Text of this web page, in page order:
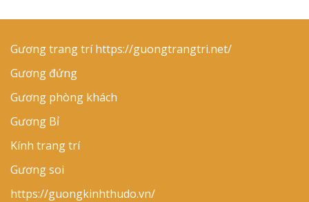
Gương trang tríhttps://guongtrangtri.net/
Gương đứng
Gương phòng khách
Gương Bỉ
Kính trang trí
Gương soi
https://guongkinhthudo.vn/